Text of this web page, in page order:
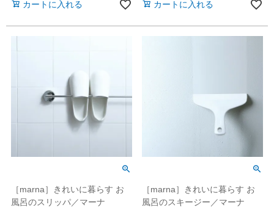
カートに入れる カートに入れる
［marna］きれいに暮らす お
風呂のスリッパ／マーナ
［marna］きれいに暮らす お
風呂のスキージー／マーナ